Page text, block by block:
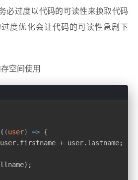
必过度以代码的可读性来换取代码
度优化会让代码的可读性急剧下
空间使用
(user) => {
+ user.lastname;